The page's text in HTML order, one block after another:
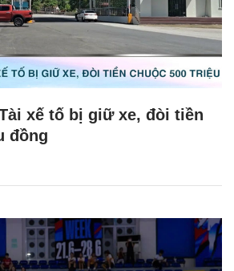
xế tố bị giữ xe, đòi tiền
đồng